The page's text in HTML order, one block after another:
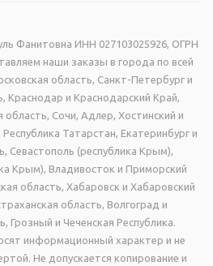
Фанитовна ИНН 027103025926, ОГРН
наши заказы в города по всей
область, Санкт-Петербург и
Краснодар и Краснодарский Край,
Сочи, Адлер, Хостинский и
Татарстан, Екатеринбург и
Севастополь (республика Крым),
Крым), Владивосток и Приморский
область, Хабаровск и Хабаровский
область, Волгоград и
Грозный и Чеченская Республика.
информационный характер и не
Не допускается копирование и